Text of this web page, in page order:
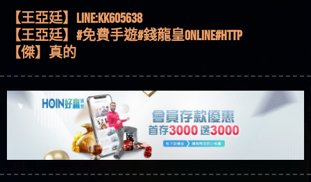
力智投資是詐騙嗎 南部老翁還在癡迷力智投資高
回報獲利 請不要在匯款
zg369】天盛商行詐騙 天盛商行是不是詐騙 天盛商
行是真的嗎 天盛商行是詐騙嗎 被天盛商行詐騙一
招教你拿回
【其他問題】 受害者援助賴【zg369】退休老翁被
大戶e點靈詐騙痛不欲生 大戶e點靈是真的嗎 大戶e
點靈是不是詐騙 大戶e點靈是詐騙嗎 大戶e點靈無
法出金 （大戶e點靈）教你如何規避詐騙陷阱
【其他問題】 弘記投資詐騙持續收割國人中【免
費討回資金賴zg369】弘記投資是詐騙嗎 弘記投資
是不是詐騙 弘記投資是真的嗎 被弘記投資詐騙的
錢怎麼辦 本文教你如何拿回被騙資金
【其他問題】 被騙追回賴【zg369】KnTop利用新型
詐騙手法欺詐群眾 KnTop是真的嗎 KnTop是不是詐騙
KnTop是詐騙嗎 【KnTop】KnTop無法出金 被KnTop詐騙
的錢一招拿回
【其他問題】機台運算專案詐騙持續收割國人中
【免費討回資金賴zg369】機台運算專案是詐騙嗎
機台運算專案是不是詐騙 機台運算專案是真的嗎
被機台運算專案詐騙的錢怎麼辦 本文教你如何拿
【其他問題】 Hoyabit詐騙持續收割國人中【免費
討回資金賴zg369】Hoyabit是詐騙嗎 Hoyabit是不是詐
騙 Hoyabit是真的嗎 被HoyabitHoyabit詐騙的錢怎麼辦
本文教你如何拿回被騙資金
【其他問題】KS.M多元化行銷詐騙持續收割國人
中【免費討回資金賴zg369】KS.M多元化行銷是詐
騙嗎 KS.M多元化行銷是不是詐騙 KS.M多元化行銷是
真的嗎 被KS.M多元化行銷詐騙的錢怎麼辦 本文教
你如何拿回被騙資金
【其他問題】免費追回賴「zg369」深度解析野原
家 Family & Love如何詐騙 野原家 Family & Love是不是詐
騙 野原家 Family & Love是真的嗎 野原家 Family & Love是
詐騙嗎 165多次通報野原家 Family & Love是詐騙平台
【其他問題】元盈橋詐騙持續收割國人中【免費
討回資金賴zg369】元盈橋是詐騙嗎 元盈橋是不是
詐騙 元盈橋是真的嗎 被元盈橋詐騙的錢怎麼辦
【其他問題】被騙追回賴【zg369】M.L.Edge利用新
型詐騙手法欺詐群眾 M.L.Edge是真的嗎 M.L.Edge是不
【其他問題】 Robinhood詐騙持續收割國人中【免
回答
【王亞廷】LINE:kK605638
【王亞廷】#免費手遊#錢龍皇ONLINE#http
【傑】真的
【Wei】讚
【沈樂慧】又是九州??爛死了黑網不要玩
【林伊依】爛死了拉贏錢直接鎖帳號可以去吃屎
【陳靜茹】推薦小畢，我也是小畢的會員～～
【黃家羭】推推
【AVA娛樂城】還會自己做假對話來毀謗欸哈哈哈